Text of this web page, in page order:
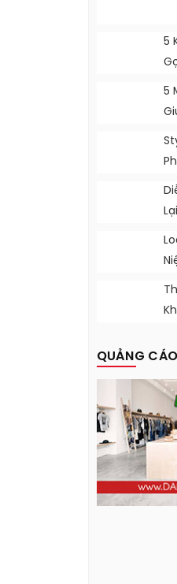
5
5
Lại
QUẢNG CÁO